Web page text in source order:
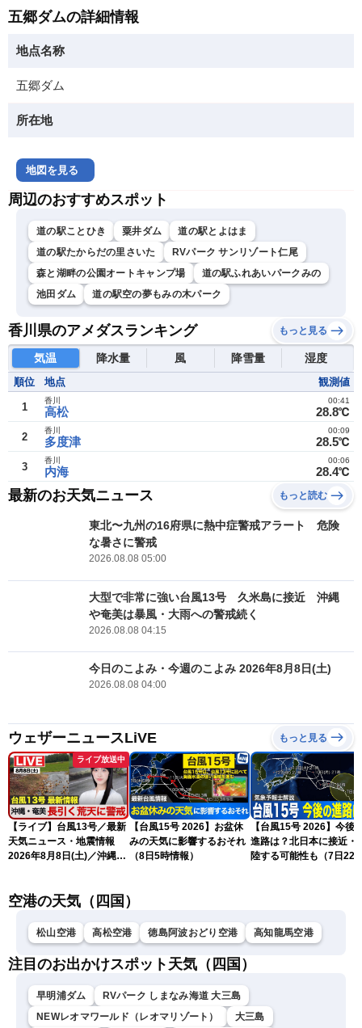
五郷ダムの詳細情報
地点名称
五郷ダム
所在地
地図を見る
周辺のおすすめスポット
道の駅ことひき 粟井ダム
道の駅とよはま
道の駅たからだの里さいた
RVパーク サンリゾート仁尾
森と湖畔の公園オートキャンプ場
道の駅ふれあいパークみの
池田ダム
道の駅空の夢もみの木パーク
香川県のアメダスランキング もっと見る
気温 降水量 風 降雪量 湿度
順位 地点 観測値
1 高松
香川
28.8℃
00:41
2 多度津
香川
28.5℃
00:09
3 内海
香川
28.4℃
00:06
最新のお天気ニュース もっと読む
東北〜九州の16府県に熱中症警戒アラート 危険
な暑さに警戒
2026.08.08 05:00
大型で非常に強い台風13号 久米島に接近 沖縄
や奄美は暴風・大雨への警戒続く
2026.08.08 04:15
今日のこよみ・今週のこよみ 2026年8月8日(土)
2026.08.08 04:00
ウェザーニュースLiVE もっと見る
ライブ放送中
【ライブ】台風13号／最新
天気ニュース・地震情報
2026年8月8日(土)／沖縄・
〈ウェザーニュースLiVEモ
剛央〉
【台風15号 2026】お盆休
みの天気に影響するおそれ
（8日5時情報）
【台風15号 2026】今後
進路は？北日本に接近・
陸する可能性も（7日22
空港の天気（四国）
松山空港 高松空港 徳島阿波おどり空港 高知龍馬空港
注目のお出かけスポット天気（四国）
早明浦ダム
RVパーク しまなみ海道 大三島
NEWレオマワールド（レオマリゾート）
大三島